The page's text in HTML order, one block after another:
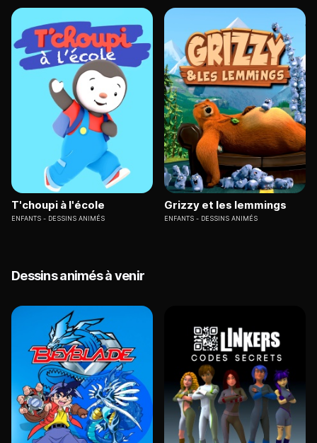
T'choupi à l'école
ENFANTS DESSINS ANIMÉS
Grizzy et les lemmings
ENFANTS DESSINS ANIMÉS
Dessins animés à venir